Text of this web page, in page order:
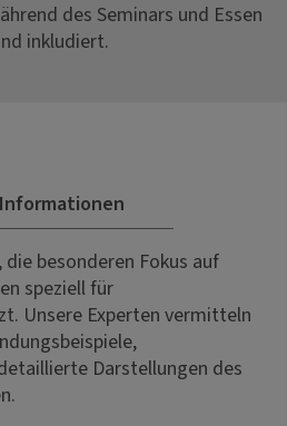
des Seminars und Essen
inkludiert.
besonderen Fokus auf
speziell für
Unsere Experten vermitteln
Darstellungen des